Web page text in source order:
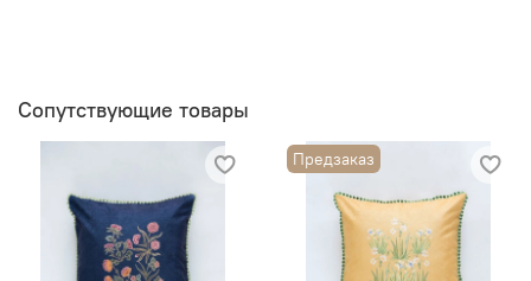
Сопутствующие товары
Предзаказ